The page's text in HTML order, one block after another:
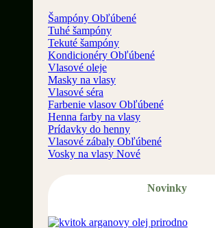
Šampóny
Tuhé šampóny
Tekuté šampóny
Kondicionéry
Vlasové oleje
Masky na vlasy
Vlasové séra
Farbenie vlasov
Henna farby na vlasy
Prídavky do henny
Vlasové zábaly
Vosky na vlasy
Novinky